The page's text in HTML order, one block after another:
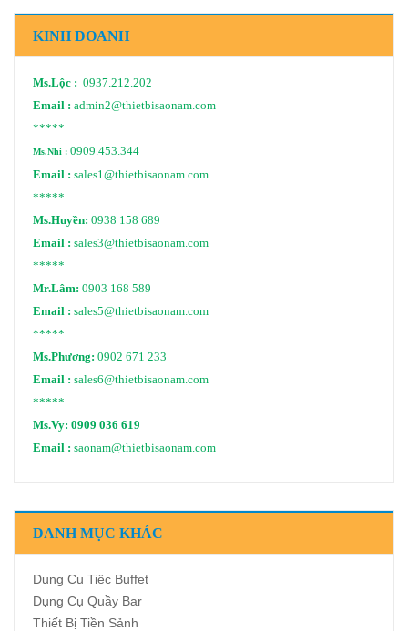
KINH DOANH
Ms.Lộc : 0937.212.202
Email : admin2@thietbisaonam.com
*****
Ms.Nhi : 0909.453.344
Email : sales1@thietbisaonam.com
*****
Ms.Huyền: 0938 158 689
Email : sales3@thietbisaonam.com
*****
Mr.Lâm: 0903 168 589
Email : sales5@thietbisaonam.com
*****
Ms.Phương: 0902 671 233
Email : sales6@thietbisaonam.com
*****
Ms.Vy: 0909 036 619
Email : saonam@thietbisaonam.com
DANH MỤC KHÁC
Dụng Cụ Tiệc Buffet
Dụng Cụ Quầy Bar
Thiết Bị Tiền Sảnh